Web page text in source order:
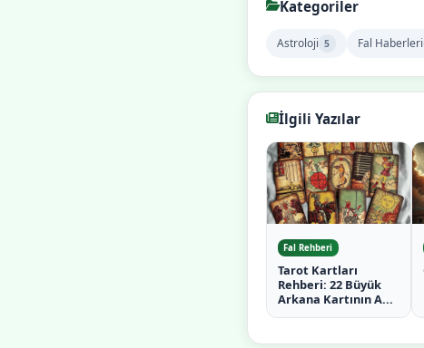
Kategoriler
Astroloji 5 Fal Haberleri
İlgili Yazılar
Fal Rehberi
Tarot Kartları
Rehberi: 22 Büyük
Arkana Kartının A...